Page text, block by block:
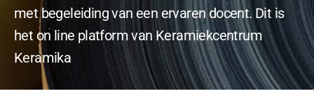
met begeleiding van een ervaren docent. Dit is
het on line platform van Keramiekcentrum
Keramika